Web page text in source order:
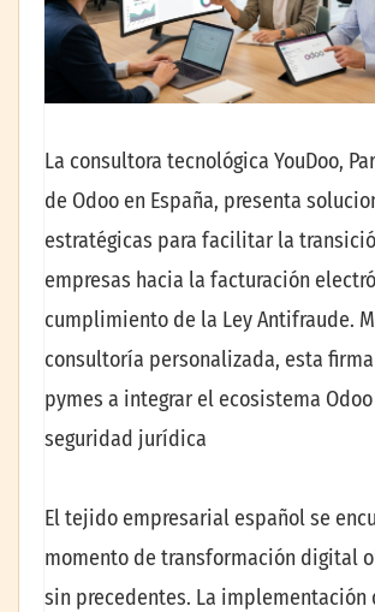
La consultora tecnológica YouDoo,
de Odoo en España, presenta
estratégicas para facilitar la
empresas hacia la facturación
cumplimiento de la Ley Antifraude.
consultoría personalizada, esta
pymes a integrar el ecosistema
seguridad jurídica
El tejido empresarial español se
momento de transformación digital
sin precedentes. La implementación